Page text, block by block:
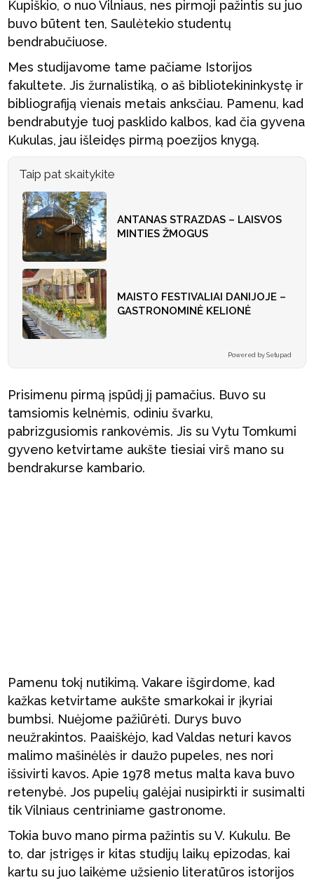
Kupiškio, o nuo Vilniaus, nes pirmoji pažintis su juo
buvo būtent ten, Saulėtekio studentų
bendrabučiuose.
Mes studijavome tame pačiame Istorijos
fakultete. Jis žurnalistiką, o aš bibliotekininkystę ir
bibliografiją vienais metais anksčiau. Pamenu, kad
bendrabutyje tuoj pasklido kalbos, kad čia gyvena
Kukulas, jau išleidęs pirmą poezijos knygą.
Taip pat skaitykite
ANTANAS STRAZDAS – LAISVOS
MINTIES ŽMOGUS
MAISTO FESTIVALIAI DANIJOJE –
GASTRONOMINĖ KELIONĖ
Powered by Setupad
Prisimenu pirmą įspūdį jį pamačius. Buvo su
tamsiomis kelnėmis, odiniu švarku,
pabrizgusiomis rankovėmis. Jis su Vytu Tomkumi
gyveno ketvirtame aukšte tiesiai virš mano su
bendrakurse kambario.
Pamenu tokį nutikimą. Vakare išgirdome, kad
kažkas ketvirtame aukšte smarkokai ir įkyriai
bumbsi. Nuėjome pažiūrėti. Durys buvo
neužrakintos. Paaiškėjo, kad Valdas neturi kavos
malimo mašinėlės ir daužo pupeles, nes nori
išsivirti kavos. Apie 1978 metus malta kava buvo
retenybė. Jos pupelių galėjai nusipirkti ir susimalti
tik Vilniaus centriniame gastronome.
Tokia buvo mano pirma pažintis su V. Kukulu. Be
to, dar įstrigęs ir kitas studijų laikų epizodas, kai
kartu su juo laikėme užsienio literatūros istorijos